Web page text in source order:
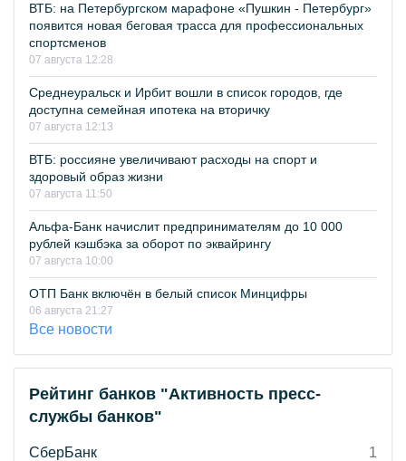
ВТБ: на Петербургском марафоне «Пушкин - Петербург»
появится новая беговая трасса для профессиональных
спортсменов
07 августа 12:28
Среднеуральск и Ирбит вошли в список городов, где
доступна семейная ипотека на вторичку
07 августа 12:13
ВТБ: россияне увеличивают расходы на спорт и
здоровый образ жизни
07 августа 11:50
Альфа-Банк начислит предпринимателям до 10 000
рублей кэшбэка за оборот по эквайрингу
07 августа 10:00
ОТП Банк включён в белый список Минцифры
06 августа 21:27
Все новости
Рейтинг банков "Активность пресс-
службы банков"
СберБанк
1